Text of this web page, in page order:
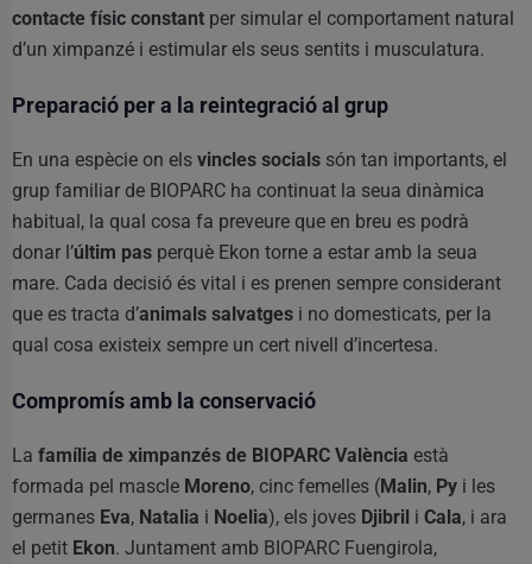
contacte físic constant per simular el comportament natural
d’un ximpanzé i estimular els seus sentits i musculatura.
Preparació per a la reintegració al grup
En una espècie on els vincles socials són tan importants, el
grup familiar de BIOPARC ha continuat la seua dinàmica
habitual, la qual cosa fa preveure que en breu es podrà
donar l’últim pas perquè Ekon torne a estar amb la seua
mare. Cada decisió és vital i es prenen sempre considerant
que es tracta d’animals salvatges i no domesticats, per la
qual cosa existeix sempre un cert nivell d’incertesa.
Compromís amb la conservació
La família de ximpanzés de BIOPARC València està
formada pel mascle Moreno, cinc femelles (Malin, Py i les
germanes Eva, Natalia i Noelia), els joves Djibril i Cala, i ara
el petit Ekon. Juntament amb BIOPARC Fuengirola,